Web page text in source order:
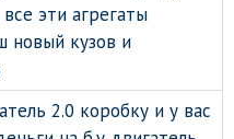
эти агрегаты
новый кузов и
2.0 коробку и у вас